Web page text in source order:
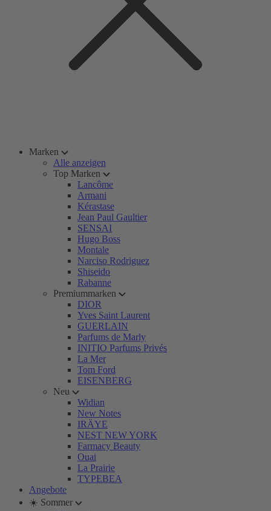
Marken
Alle anzeigen
Top Marken
Lancôme
Armani
Kérastase
Jean Paul Gaultier
SENSAI
Hugo Boss
Montale
Narciso Rodriguez
Shiseido
Rabanne
Premiummarken
DIOR
Yves Saint Laurent
GUERLAIN
Parfums de Marly
INITIO Parfums Privés
La Mer
Tom Ford
EISENBERG
Neu
Widian
New Notes
IRÄYE
NEST NEW YORK
Farmacy Beauty
Ouai
La Prairie
TYPEBEA
Angebote
☀️ Sommer